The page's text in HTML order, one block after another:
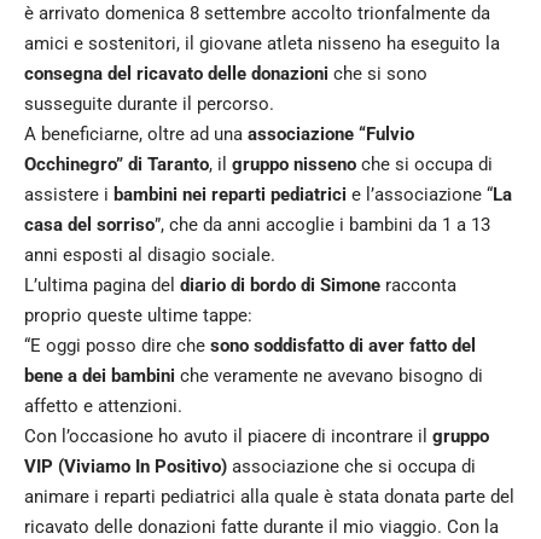
è arrivato domenica 8 settembre accolto trionfalmente da
amici e sostenitori, il giovane atleta nisseno ha eseguito la
consegna del ricavato delle donazioni che si sono
susseguite durante il percorso.
A beneficiarne, oltre ad una associazione “Fulvio
Occhinegro” di Taranto, il gruppo nisseno che si occupa di
assistere i bambini nei reparti pediatrici e l’associazione “La
casa del sorriso”, che da anni accoglie i bambini da 1 a 13
anni esposti al disagio sociale.
L’ultima pagina del diario di bordo di Simone racconta
proprio queste ultime tappe:
“E oggi posso dire che sono soddisfatto di aver fatto del
bene a dei bambini che veramente ne avevano bisogno di
affetto e attenzioni.
Con l’occasione ho avuto il piacere di incontrare il gruppo
VIP (Viviamo In Positivo) associazione che si occupa di
animare i reparti pediatrici alla quale è stata donata parte del
ricavato delle donazioni fatte durante il mio viaggio. Con la